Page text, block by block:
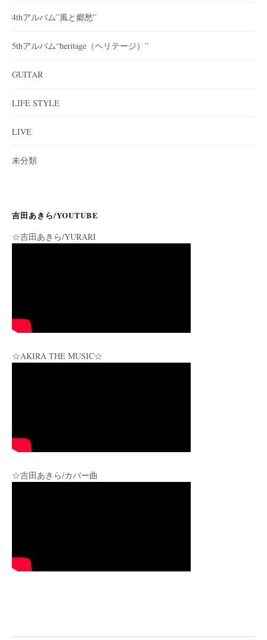
4thアルバム”風と郷愁”
5thアルバム“heritage（ヘリテージ）”
GUITAR
LIFE STYLE
LIVE
未分類
吉田あきら/YOUTUBE
☆吉田あきら/YURARI
☆AKIRA THE MUSIC☆
☆吉田あきら/カバー曲